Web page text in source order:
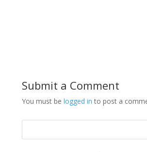
Submit a Comment
You must be logged in to post a